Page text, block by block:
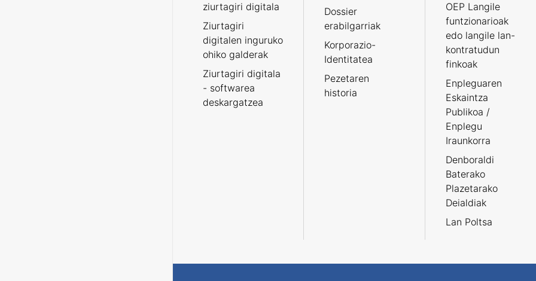
ziurtagiri digitala
Ziurtagiri
digitalen inguruko
ohiko galderak
Ziurtagiri digitala
- softwarea
deskargatzea
Dossier
erabilgarriak
Korporazio-
Identitatea
Pezetaren
historia
OEP Langile
funtzionarioak
edo langile lan-
kontratudun
finkoak
Enpleguaren
Eskaintza
Publikoa /
Enplegu
Iraunkorra
Denboraldi
Baterako
Plazetarako
Deialdiak
Lan Poltsa